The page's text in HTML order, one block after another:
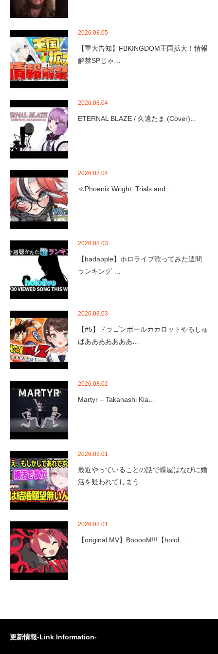
2026.08.05
【重大告知】FBKINGDOM王国拡大！情報
解禁SPじゃ…
2026.08.04
ETERNAL BLAZE / 久遠たま (Cover)…
2026.08.04
≪Phoenix Wright: Trials and …
2026.08.03
【badapple】ホロライブ歌ってみた週間
ランキング …
2026.08.03
【#5】ドラゴンボールカカロットやるしゅ
ばあああああああ…
2026.08.02
Martyr – Takanashi Kia…
2026.08.01
最近やっていることの話で蝶屋はなびに婚
活を疑われてしまう…
2026.08.01
【original MV】BooooM!!!【holol…
更新情報-Link Information-